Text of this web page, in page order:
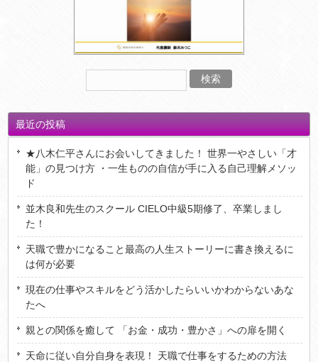
最近の投稿
★八木仁平さんにお会いしてきました！ 世界一やさしい「才
能」の見つけ方 ・一生ものの自信が手に入る自己理解メソッ
ド
並木良和先生のスクール CIELO中級5期修了、卒業しまし
た！
天職で豊かになること最高の人生ストーリーに書き換えるに
は何が必要
現在の仕事やスキルをどう活かしたらいいかわからないあな
たへ
親との関係を癒して 「お金・成功・豊かさ」への扉を開く
天命に従い自分自身を表現！ 天職で仕事をするための方法